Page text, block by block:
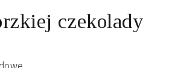
czekolady